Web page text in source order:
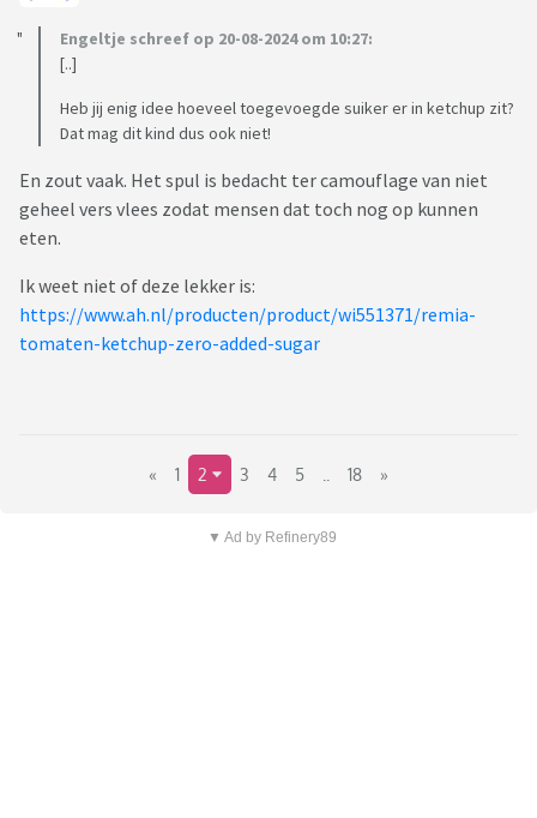
Engeltje schreef op 20-08-2024 om 10:27:
[..]
Heb jij enig idee hoeveel toegevoegde suiker er in ketchup zit?
Dat mag dit kind dus ook niet!
En zout vaak. Het spul is bedacht ter camouflage van niet
geheel vers vlees zodat mensen dat toch nog op kunnen
eten.
Ik weet niet of deze lekker is:
https://www.ah.nl/producten/product/wi551371/remia-
tomaten-ketchup-zero-added-sugar
« 1 2 3 4 5 18 »
▼ Ad by Refinery89